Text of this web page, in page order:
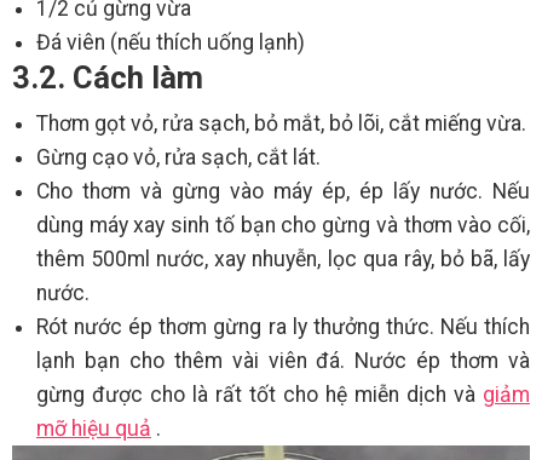
1/2 củ gừng vừa
Đá viên (nếu thích uống lạnh)
3.2. Cách làm
Thơm gọt vỏ, rửa sạch, bỏ mắt, bỏ lõi, cắt miếng vừa.
Gừng cạo vỏ, rửa sạch, cắt lát.
Cho thơm và gừng vào máy ép, ép lấy nước. Nếu
dùng máy xay sinh tố bạn cho gừng và thơm vào cối,
thêm 500ml nước, xay nhuyễn, lọc qua rây, bỏ bã, lấy
nước.
Rót nước ép thơm gừng ra ly thưởng thức. Nếu thích
lạnh bạn cho thêm vài viên đá. Nước ép thơm và
gừng được cho là rất tốt cho hệ miễn dịch và giảm
mỡ hiệu quả .